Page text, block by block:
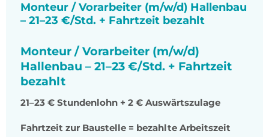
Monteur / Vorarbeiter (m/w/d) Hallenbau
– 21–23 €/Std. + Fahrtzeit bezahlt
Monteur / Vorarbeiter (m/w/d)
Hallenbau – 21–23 €/Std. + Fahrtzeit
bezahlt
21–23 € Stundenlohn + 2 € Auswärtszulage
Fahrtzeit zur Baustelle = bezahlte Arbeitszeit